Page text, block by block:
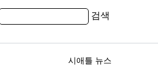
검색
시애틀 뉴스